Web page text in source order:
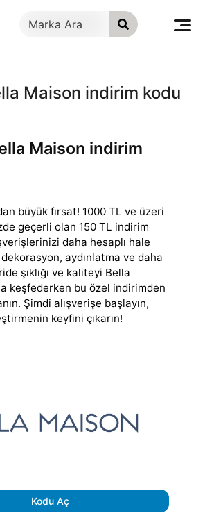
Maison indirim kodu
Maison indirim
büyük fırsat! 1000 TL ve üzeri
geçerli olan 150 TL indirim
daha hesaplı hale
aydınlatma ve daha
şıklığı ve kaliteyi Bella
keşfederken bu özel indirimden
Şimdi alışverişe başlayın,
keyfini çıkarın!
Kodu Aç